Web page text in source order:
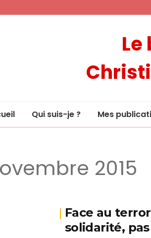
Le
Qui suis-je ? Mes
2015
Face au
solidarité,